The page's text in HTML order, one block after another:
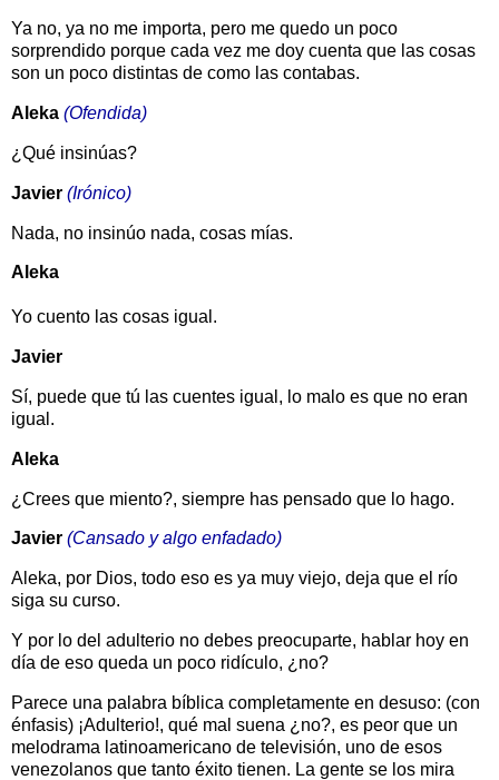
Ya no, ya no me importa, pero me quedo un poco
sorprendido porque cada vez me doy cuenta que las cosas
son un poco distintas de como las contabas.
Aleka (Ofendida)
¿Qué insinúas?
Javier (Irónico)
Nada, no insinúo nada, cosas mías.
Aleka
Yo cuento las cosas igual.
Javier
Sí, puede que tú las cuentes igual, lo malo es que no eran
igual.
Aleka
¿Crees que miento?, siempre has pensado que lo hago.
Javier (Cansado y algo enfadado)
Aleka, por Dios, todo eso es ya muy viejo, deja que el río
siga su curso.
Y por lo del adulterio no debes preocuparte, hablar hoy en
día de eso queda un poco ridículo, ¿no?
Parece una palabra bíblica completamente en desuso: (con
énfasis) ¡Adulterio!, qué mal suena ¿no?, es peor que un
melodrama latinoamericano de televisión, uno de esos
venezolanos que tanto éxito tienen. La gente se los mira